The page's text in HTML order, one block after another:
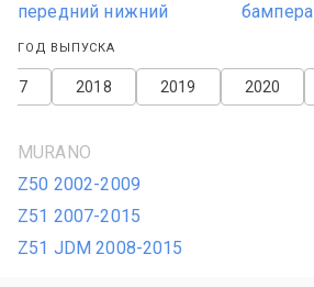
передний нижний
бампера
ГОД ВЫПУСКА
2020
2019
2018
MURANO
Z50 2002-2009
Z51 2007-2015
Z51 JDM 2008-2015